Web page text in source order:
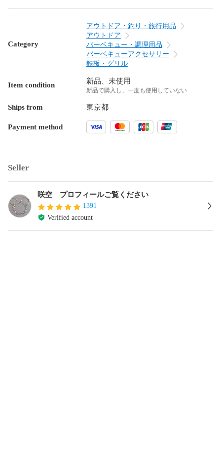
Category
アウトドア・釣り・旅行用品
アウトドア
バーベキュー・調理用品
バーベキューアクセサリー
鉄板・グリル
Item condition 新品、未使用
新品で購入し、一度も使用していない
Ships from 東京都
Payment method
Seller
咲空 プロフィールご覧ください
1391
Verified account